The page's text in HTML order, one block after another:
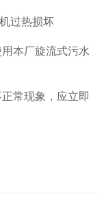
过热损坏
本厂旋流式污水
常现象，应立即